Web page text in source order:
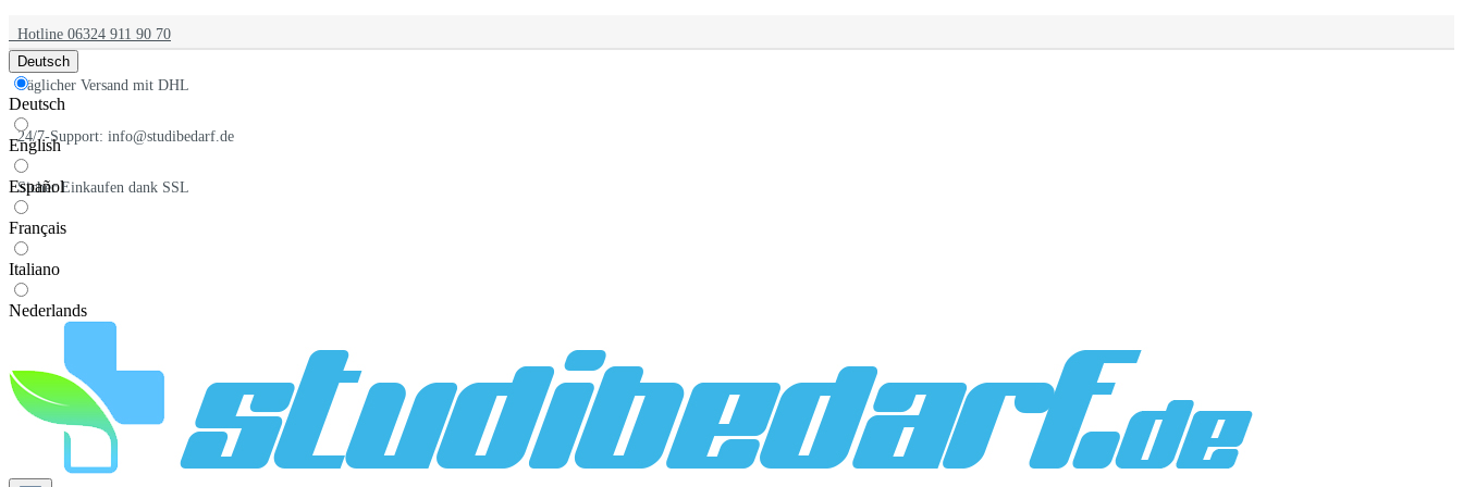
Hotline 06324 911 90 70
Täglicher Versand mit DHL
24/7-Support: info@studibedarf.de
Sicher Einkaufen dank SSL
Deutsch
Deutsch
English
Español
Français
Italiano
Nederlands